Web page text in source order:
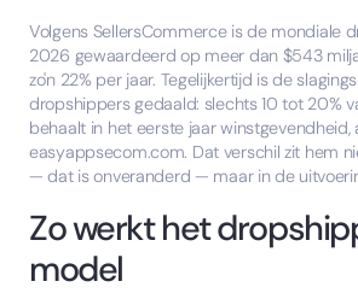
Volgens SellersCommerce is de mondiale
2026 gewaardeerd op meer dan $543
zo'n 22% per jaar. Tegelijkertijd is de
dropshippers gedaald: slechts 10 tot 20%
behaalt in het eerste jaar winstgevendheid,
easyappsecom.com. Dat verschil zit hem
— dat is onveranderd — maar in de
Zo werkt het
model